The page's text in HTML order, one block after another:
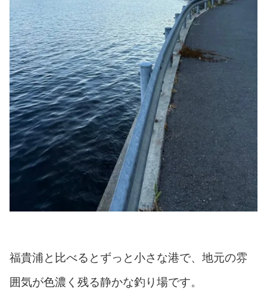
福貴浦と比べるとずっと小さな港で、地元の雰
囲気が色濃く残る静かな釣り場です。